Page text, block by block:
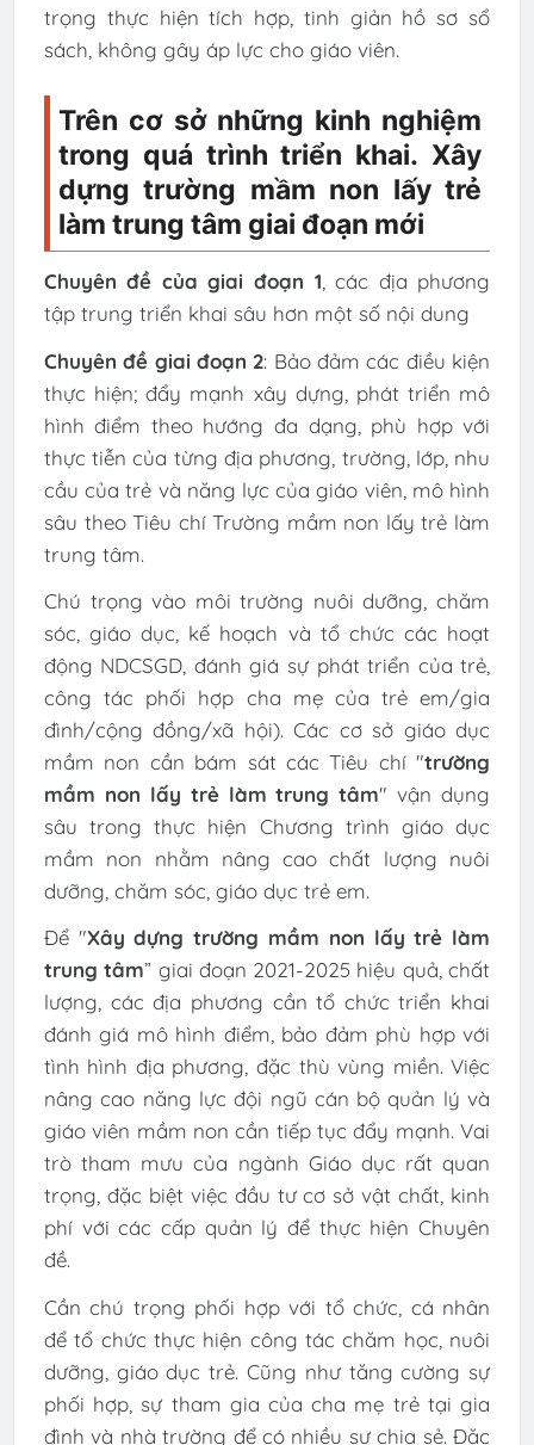
trọng thực hiện tích hợp, tinh giản hồ sơ sổ
sách, không gây áp lực cho giáo viên.
Trên cơ sở những kinh nghiệm
trong quá trình triển khai. Xây
dựng trường mầm non lấy trẻ
làm trung tâm giai đoạn mới
Chuyên đề của giai đoạn 1, các địa phương
tập trung triển khai sâu hơn một số nội dung
Chuyên đề giai đoạn 2: Bảo đảm các điều kiện
thực hiện; đẩy mạnh xây dựng, phát triển mô
hình điểm theo hướng đa dạng, phù hợp với
thực tiễn của từng địa phương, trường, lớp, nhu
cầu của trẻ và năng lực của giáo viên, mô hình
sâu theo Tiêu chí Trường mầm non lấy trẻ làm
trung tâm.
Chú trọng vào môi trường nuôi dưỡng, chăm
sóc, giáo dục, kế hoạch và tổ chức các hoạt
động NDCSGD, đánh giá sự phát triển của trẻ,
công tác phối hợp cha mẹ của trẻ em/gia
đình/cộng đồng/xã hội). Các cơ sở giáo dục
mầm non cần bám sát các Tiêu chí "trường
mầm non lấy trẻ làm trung tâm" vận dụng
sâu trong thực hiện Chương trình giáo dục
mầm non nhằm nâng cao chất lượng nuôi
dưỡng, chăm sóc, giáo dục trẻ em.
Để "Xây dựng trường mầm non lấy trẻ làm
trung tâm” giai đoạn 2021-2025 hiệu quả, chất
lượng, các địa phương cần tổ chức triển khai
đánh giá mô hình điểm, bảo đảm phù hợp với
tình hình địa phương, đặc thù vùng miền. Việc
nâng cao năng lực đội ngũ cán bộ quản lý và
giáo viên mầm non cần tiếp tục đẩy mạnh. Vai
trò tham mưu của ngành Giáo dục rất quan
trọng, đặc biệt việc đầu tư cơ sở vật chất, kinh
phí với các cấp quản lý để thực hiện Chuyên
đề.
Cần chú trọng phối hợp với tổ chức, cá nhân
để tổ chức thực hiện công tác chăm học, nuôi
dưỡng, giáo dục trẻ. Cũng như tăng cường sự
phối hợp, sự tham gia của cha mẹ trẻ tại gia
đình và nhà trường để có nhiều sự chia sẻ. Đặc